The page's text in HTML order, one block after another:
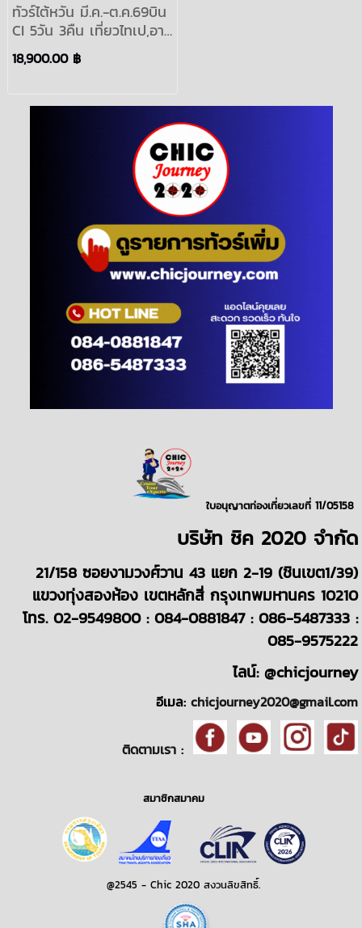
ทัวร์ไต้หวัน มี.ค.-ต.ค.69บิน
CI 5วัน 3คืน เที่ยวไทเป,อา
ลีซาน,เหย๋หลิ่ว,จิ่วเฟิ่น,ล่อง
เรือสุริยันจันทรา,วัดเหวินหวู่
18,900.00 ฿
ใบอนุญาตท่องเที่ยวเลขที่ 11/05158
บริษัท ชิค 2020 จำกัด
21/158 ซอยงามวงศ์วาน 43 แยก 2-19 (ชินเขต1/39)
แขวงทุ่งสองห้อง เขตหลักสี่ กรุงเทพมหานคร 10210
โทร. 02-9549800 : 084-0881847 : 086-5487333 :
085-9575222
ไลน์: @chicjourney
อีเมล: chicjourney2020@gmail.com
ติดตามเรา :
สมาชิกสมาคม
@2545 - Chic 2020 สงวนลิขสิทธิ์.